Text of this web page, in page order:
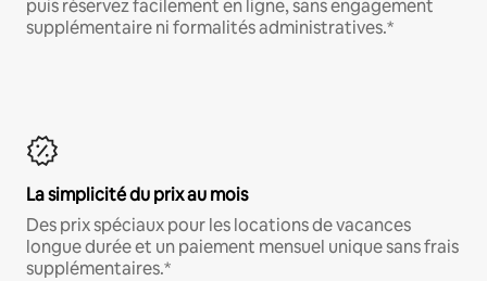
puis réservez facilement en ligne, sans engagement
supplémentaire ni formalités administratives.*
La simplicité du prix au mois
Des prix spéciaux pour les locations de vacances
longue durée et un paiement mensuel unique sans frais
supplémentaires.*